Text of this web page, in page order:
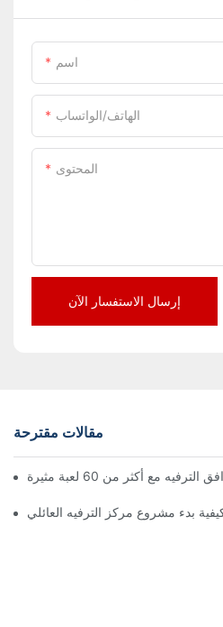
اسم
الهاتف/الواتساب
المحتوى
إرسال الاستفسار الآن
مقالات مقترحة
بدء مشروع مركز الترفيه العائلي